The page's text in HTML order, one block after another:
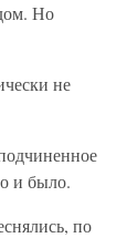
Но
не
и было.
по